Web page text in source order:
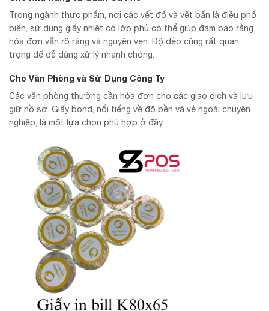
Trong ngành thực phẩm, nơi các vết đổ và vết bẩn là điều phổ
biến, sử dụng giấy nhiệt có lớp phủ có thể giúp đảm bảo rằng
hóa đơn vẫn rõ ràng và nguyên vẹn. Độ dẻo cũng rất quan
trọng để dễ dàng xử lý nhanh chóng.
Cho Văn Phòng và Sử Dụng Công Ty
Các văn phòng thường cần hóa đơn cho các giao dịch và lưu
giữ hồ sơ. Giấy bond, nổi tiếng về độ bền và vẻ ngoài chuyên
nghiệp, là một lựa chọn phù hợp ở đây.